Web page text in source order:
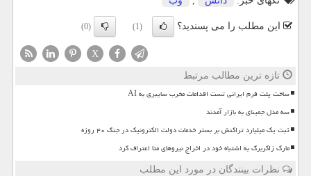
این مطلب را می پسندید؟ (1)
(0)
X
تازه ترین مطالب مرتبط
ساخت پلت فرم ایرانی تست اقدامات مخرب سایبری به AI
سه مدل جمینای به بازار آمدند
ثبت یک میلیارد تراکنش بر بستر خدمات دولت الکترونیک در جنگ ۴۰ روزه
مارک زاکربرگ به اشتباه خود در اخراج نیروهای متا اعتراف کرد
نظرات بینندگان در مورد این مطلب